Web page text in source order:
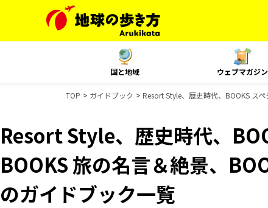
国と地域 ウェブマガジン
TOP ガイドブック Resort Style、歴史時代、BOOKS ス
Resort Style、歴史時代、
BOOKS 旅の名言＆絶景、
のガイドブック一覧